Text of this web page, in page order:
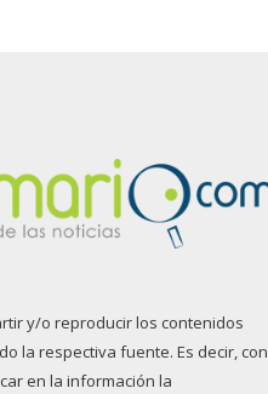
y/o reproducir los contenidos
la respectiva fuente. Es decir, con
en la información la